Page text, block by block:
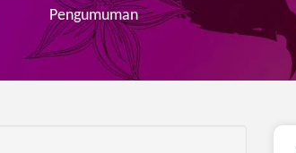
Pengumuman